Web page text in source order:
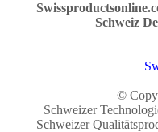
Schweiz
©
Schweizer
Schweizer